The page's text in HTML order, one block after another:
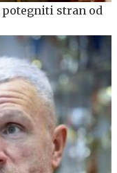
stran od